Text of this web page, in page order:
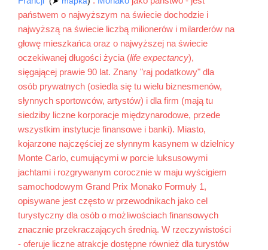
państwem o najwyższym na świecie dochodzie i
najwyższą na świecie liczbą milionerów i milarderów na
głowę mieszkańca oraz o najwyższej na świecie
oczekiwanej długości życia (life expectancy),
sięgającej prawie 90 lat. Znany "raj podatkowy" dla
osób prywatnych (osiedla się tu wielu biznesmenów,
słynnych sportowców, artystów) i dla firm (mają tu
siedziby liczne korporacje międzynarodowe, przede
wszystkim instytucje finansowe i banki). Miasto,
kojarzone najczęściej ze słynnym kasynem w dzielnicy
Monte Carlo, cumującymi w porcie luksusowymi
jachtami i rozgrywanym corocznie w maju wyścigiem
samochodowym Grand Prix Monako Formuły 1,
opisywane jest często w przewodnikach jako cel
turystyczny dla osób o możliwościach finansowych
znacznie przekraczających średnią. W rzeczywistości
- oferuje liczne atrakcje dostępne również dla turystów